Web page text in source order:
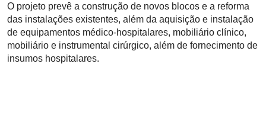
O projeto prevê a construção de novos blocos e a reforma
das instalações existentes, além da aquisição e instalação
de equipamentos médico-hospitalares, mobiliário clínico,
mobiliário e instrumental cirúrgico, além de fornecimento de
insumos hospitalares.